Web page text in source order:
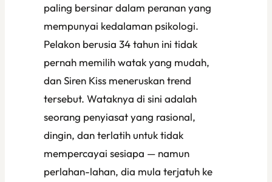
paling bersinar dalam peranan yang
mempunyai kedalaman psikologi.
Pelakon berusia 34 tahun ini tidak
pernah memilih watak yang mudah,
danSiren Kiss meneruskan trend
tersebut. Wataknya di sini adalah
seorang penyiasat yang rasional,
dingin, dan terlatih untuk tidak
mempercayai sesiapa — namun
perlahan-lahan, dia mula terjatuh ke